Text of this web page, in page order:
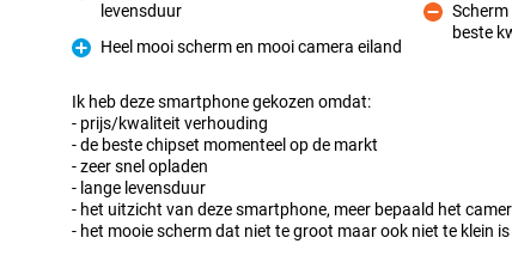
levensduur
Pro
Heel mooi scherm en mooi camera eiland
beste
Ik heb deze smartphone gekozen omdat:
- prijs/kwaliteit verhouding
- de beste chipset momenteel op de markt
- zeer snel opladen
- lange levensduur
- het uitzicht van deze smartphone, meer bepaald het
- het mooie scherm dat niet te groot maar ook niet te klein is